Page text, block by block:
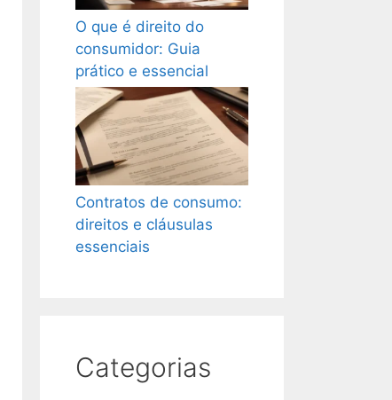
O que é direito do
consumidor: Guia
prático e essencial
Contratos de consumo:
direitos e cláusulas
essenciais
Categorias